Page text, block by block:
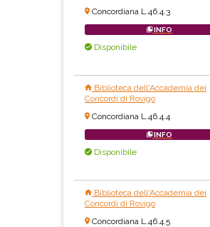
Concordiana L.46.4.3
INFO
Disponibile
Biblioteca dell'Accademia dei
Concordi di Rovigo
Concordiana L.46.4.4
INFO
Disponibile
Biblioteca dell'Accademia dei
Concordi di Rovigo
Concordiana L.46.4.5